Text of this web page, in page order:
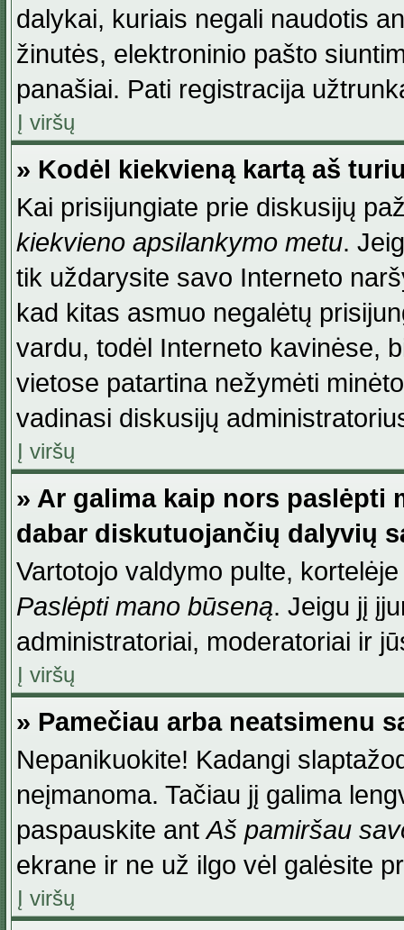
dalykai, kuriais negali naudotis
žinutės, elektroninio pašto
panašiai. Pati registracija
Į viršų
» Kodėl kiekvieną kartą aš
Kai prisijungiate prie diskusijų
kiekvieno apsilankymo metu.
tik uždarysite savo Interneto
kad kitas asmuo negalėtų
vardu, todėl Interneto kavinėse,
vietose patartina nežymėti
vadinasi diskusijų
Į viršų
» Ar galima kaip nors paslėpti
dabar diskutuojančių dalyvių
Vartotojo valdymo pulte,
Paslėpti mano būseną. Jeigu jį
administratoriai, moderatoriai ir
Į viršų
» Pamečiau arba neatsimenu
Nepanikuokite! Kadangi
neįmanoma. Tačiau jį galima
paspauskite antAš pamiršau
ekrane ir ne už ilgo vėl galėsite
Į viršų